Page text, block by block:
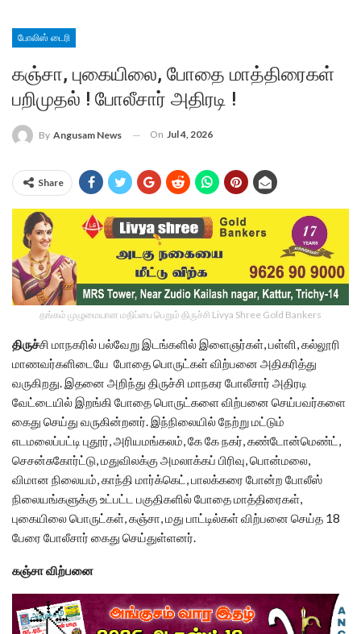
போலிஸ் டைரி
கஞ்சா, புகையிலை, போதை மாத்திரைகள்
பறிமுதல் ! போலீசார் அதிரடி !
By Angusam News On Jul 4, 2026
Share
தங்கம் முழுமையான மதிப்பை பெறும் திருச்சி Livya Shree Gold Bankers
திருச்சி மாநகரில் பல்வேறு இடங்களில் இளைஞர்கள், பள்ளி, கல்லூரி
மாணவர்களிடையே போதை பொருட்கள் விற்பனை அதிகரித்து
வருகிறது. இதனை அறிந்து திருச்சி மாநகர போலீசார் அதிரடி
வேட்டையில் இறங்கி போதை பொருட்களை விற்பனை செய்பவர்களை
கைது செய்து வருகின்றனர். இந்நிலையில் நேற்று மட்டும்
எடமலைப்பட்டி புதூர், அரியமங்கலம், கே கே நகர், கண்டோன்மெண்ட்,
செசன்சுகோர்ட்டு, மதுவிலக்கு அமலாக்கப் பிரிவு, பொன்மலை,
விமான நிலையம், காந்தி மார்க்கெட், பாலக்கரை போன்ற போலீஸ்
நிலையங்களுக்கு உட்பட்ட பகுதிகளில் போதை மாத்திரைகள்,
புகையிலை பொருட்கள், கஞ்சா, மது பாட்டில்கள் விற்பனை செய்த 18
பேரை போலீசார் கைது செய்துள்ளனர்.
கஞ்சா விற்பனை